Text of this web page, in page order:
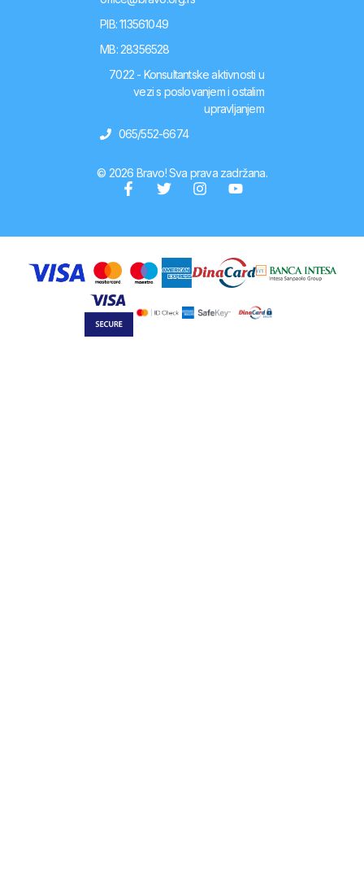
PIB: 113561049
MB: 28356528
7022 - Konsultantske aktivnosti u
vezi s poslovanjem i ostalim
upravljanjem
065/552-6674
© 2026 Bravo! Sva prava zadržana.